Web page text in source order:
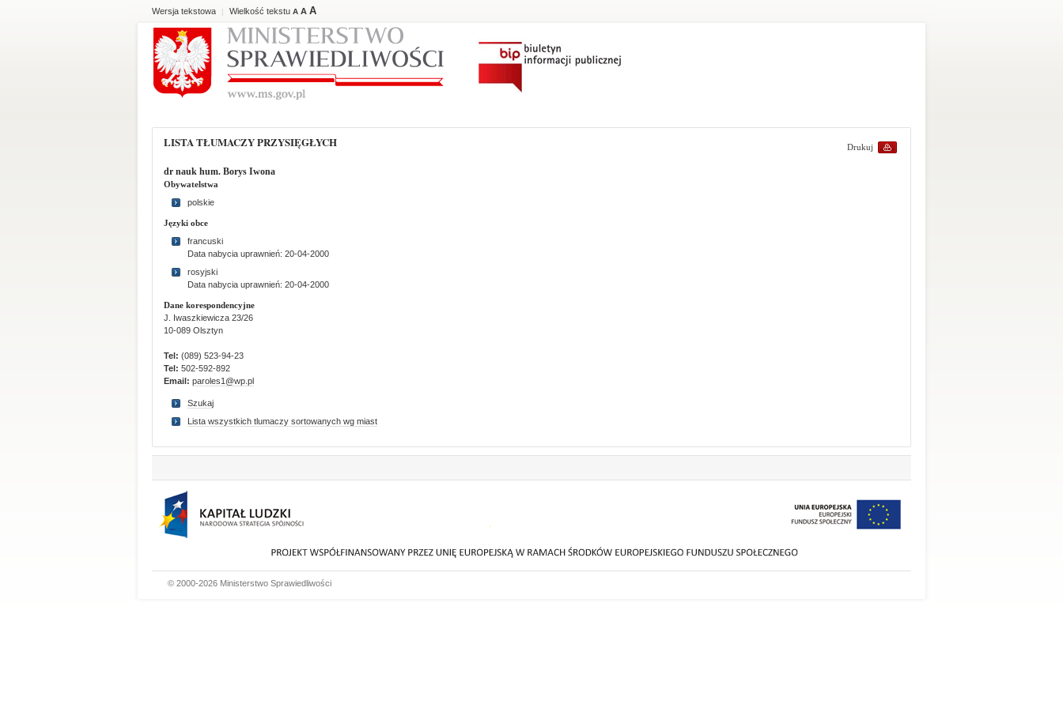
Wersja tekstowa | Wielkość tekstu A A A
Drukuj
LISTA TŁUMACZY PRZYSIĘGŁYCH
dr nauk hum. Borys Iwona
Obywatelstwa
polskie
Języki obce
francuski
Data nabycia uprawnień: 20-04-2000
rosyjski
Data nabycia uprawnień: 20-04-2000
Dane korespondencyjne
J. Iwaszkiewicza 23/26
10-089 Olsztyn
Tel: (089) 523-94-23
Tel: 502-592-892
Email: paroles1@wp.pl
Szukaj
Lista wszystkich tlumaczy sortowanych wg miast
© 2000-2026 Ministerstwo Sprawiedliwości